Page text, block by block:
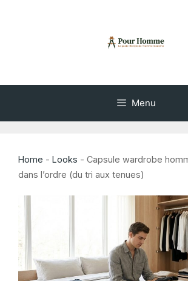
Menu
Home - Looks - Capsule wardrobe
dans l’ordre (du tri aux tenues)